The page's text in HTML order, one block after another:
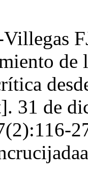
31 de